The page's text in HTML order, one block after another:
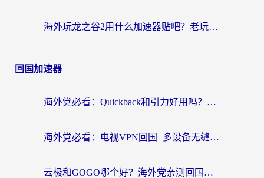
海外玩龙之谷2用什么加速器贴吧？老玩家实测推荐，附新加坡猎魂觉醒国外剑与远征加速攻略
回国加速器
海外党必看：Quickback和引力好用吗？3分钟搞懂回国加速器怎么选
海外党必看：电视VPN回国+多设备无缝访问国内资源的实用指南
云极和GOGO哪个好？海外党亲测回国加速器选择指南（附iOS免费&Windows VPN实用技巧）